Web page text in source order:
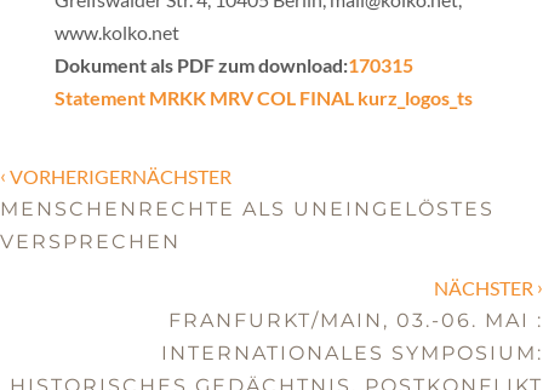
www.kolko.net
Dokument als PDF zum download:170315
Statement MRKK MRV COL FINAL kurz_logos_ts
‹ VORHERIGERNÄCHSTER
MENSCHENRECHTE ALS UNEINGELÖSTES
VERSPRECHEN
NÄCHSTER ›
FRANFURKT/MAIN, 03.-06. MAI :
INTERNATIONALES SYMPOSIUM: